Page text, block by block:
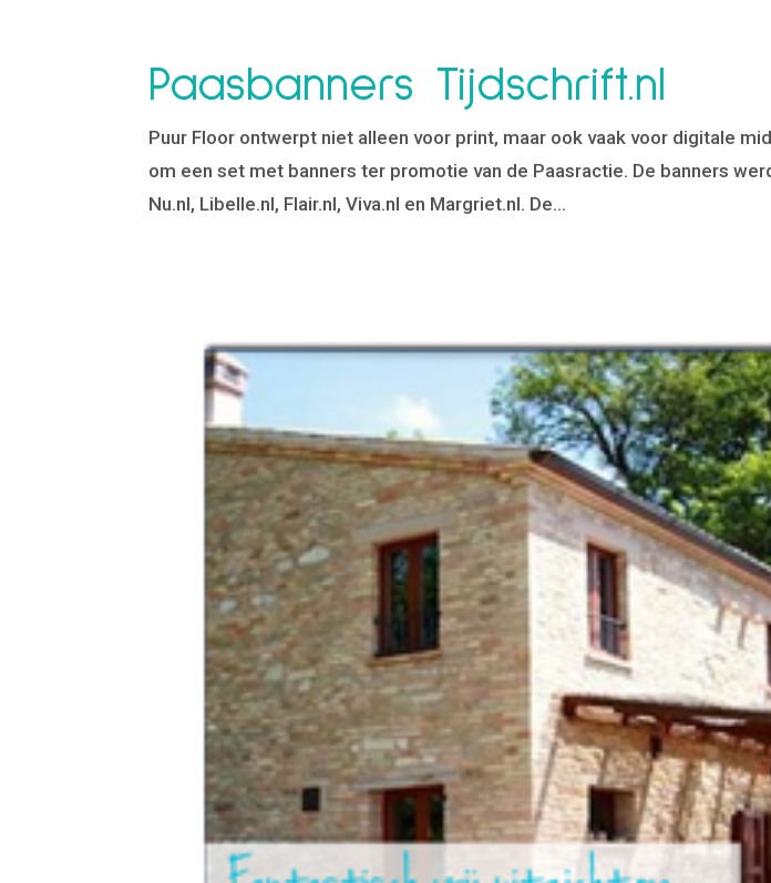
Paasbanners Tijdschrift.nl
Puur Floor ontwerpt niet alleen voor print, maar ook vaak voor digitale
om een set met banners ter promotie van de Paasractie. De banners
Nu.nl, Libelle.nl, Flair.nl, Viva.nl en Margriet.nl. De...